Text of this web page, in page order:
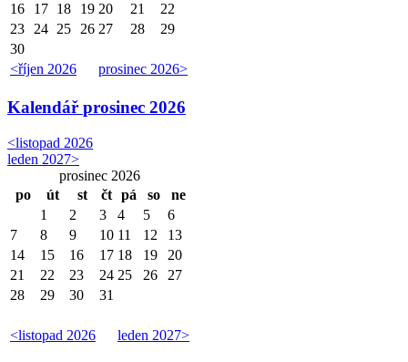
<říjen 2026 prosinec 2026>
16
17 18 19 20 21
22
23
24 25 26 27 28
29
30
Kalendář prosinec 2026
<listopad 2026
leden 2027>
prosinec 2026
po
út st čt pá so ne
<listopad 2026 leden 2027>
1 2 3 4 5
6
7
8 9 10 11 12
13
14
15 16 17 18 19
20
21
22 23 24 25 26
27
28
29 30 31